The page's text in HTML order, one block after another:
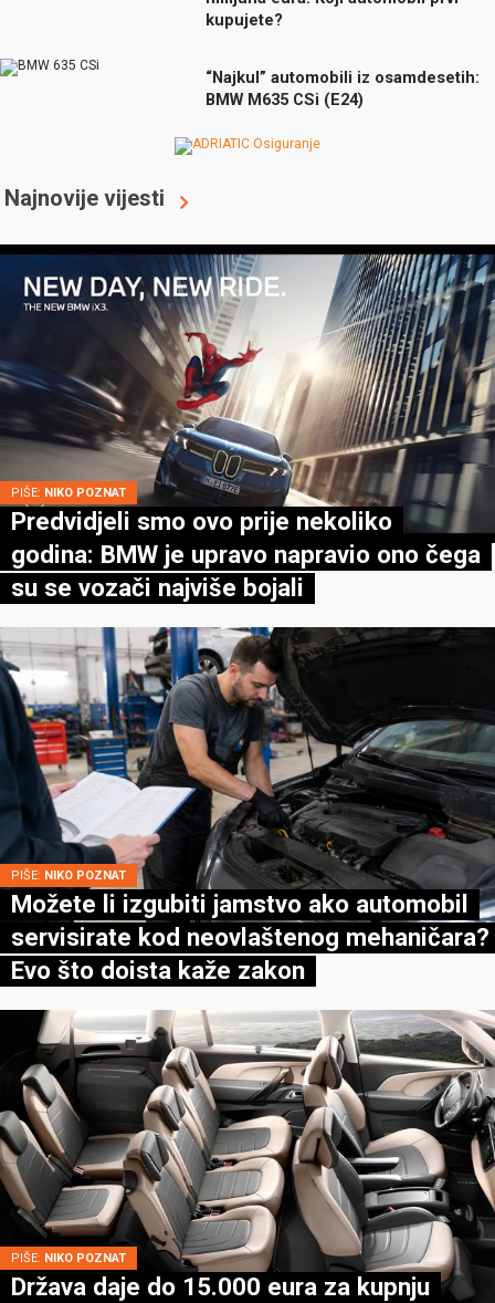
kupujete?
“Najkul” automobili iz osamdesetih:
BMW M635 CSi (E24)
Najnovije vijesti
PIŠE: NIKO POZNAT
Predvidjeli smo ovo prije nekoliko
godina: BMW je upravo napravio ono čega
su se vozači najviše bojali
PIŠE: NIKO POZNAT
Možete li izgubiti jamstvo ako automobil
servisirate kod neovlaštenog mehaničara?
Evo što doista kaže zakon
PIŠE: NIKO POZNAT
Država daje do 15.000 eura za kupnju